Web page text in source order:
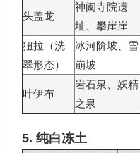
头盖龙
神阖寺院遗
址、攀崖崖
狃拉（洗
翠形态）
冰河阶坡、雪
崩坡
叶伊布
岩石泉、妖精
之泉
5. 纯白冻土